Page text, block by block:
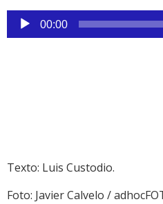
Reproductor
de
00:00
Texto: Luis Custodio.
Foto: Javier Calvelo /